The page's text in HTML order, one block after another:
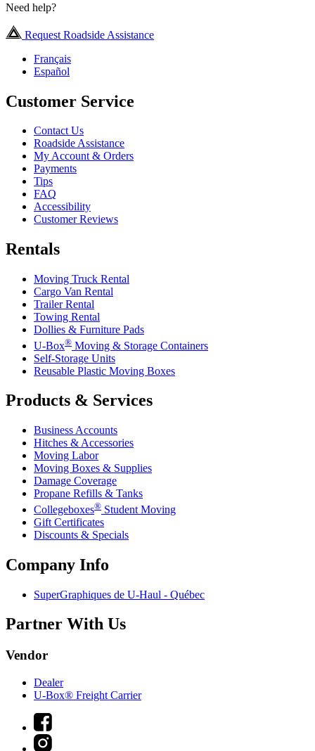
Need help?
Request Roadside Assistance
Français
Español
Customer Service
Contact Us
Roadside Assistance
My Account & Orders
Payments
Tips
FAQ
Accessibility
Customer Reviews
Rentals
Moving Truck Rental
Cargo Van Rental
Trailer Rental
Towing Rental
Dollies & Furniture Pads
U-Box® Moving & Storage Containers
Self-Storage Units
Reusable Plastic Moving Boxes
Products & Services
Business Accounts
Hitches & Accessories
Moving Labor
Moving Boxes & Supplies
Damage Coverage
Propane Refills & Tanks
Collegeboxes® Student Moving
Gift Certificates
Discounts & Specials
Company Info
SuperGraphiques de U-Haul - Québec
Partner With Us
Vendor
Dealer
U-Box® Freight Carrier